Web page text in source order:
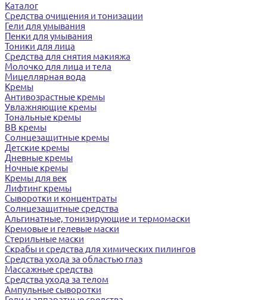
Каталог
Средства очищения и тонизации
Гели для умывания
Пенки для умывания
Тоники для лица
Средства для снятия макияжа
Молочко для лица и тела
Мицеллярная вода
Кремы
Антивозрастные кремы
Увлажняющие кремы
Тональные кремы
BB кремы
Солнцезащитные кремы
Детские кремы
Дневные кремы
Ночные кремы
Кремы для век
Лифтинг кремы
Сыворотки и концентраты
Солнцезащитные средства
Альгинатные, тонизирующие и термомаски
Кремовые и гелевые маски
Стерильные маски
Скрабы и средства для химических пилингов
Средства ухода за областью глаз
Массажные средства
Средства ухода за телом
Ампульные сыворотки